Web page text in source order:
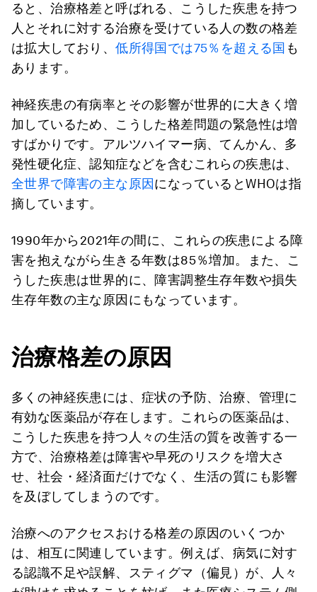
ると、治療格差と呼ばれる、こうした疾患を持つ
人とそれに対する治療を受けている人の数の格差
は拡大しており、低所得国では75％を超える国 も
あります。
神経疾患の有病率とその影響が世界的に大きく増
加しているため、こうした格差問題の緊急性は増
すばかりです。アルツハイマー病、てんかん、多
発性硬化症、認知症などを含むこれらの疾患は、
全世界で障害の主な原因になっているとWHOは指
摘しています。
1990年から2021年の間に、これらの疾患による障
害を抱えながら生きる年数は85％増加。また、こ
うした疾患は世界的に、障害調整生存年数や損失
生存年数の主な原因にもなっています。
治療格差の原因
多くの神経疾患には、症状の予防、治療、管理に
有効な医薬品が存在します。これらの医薬品は、
こうした疾患を持つ人々の生活の質を改善する一
方で、治療格差は障害や早死のリスクを増大さ
せ、社会・経済面だけでなく、生活の質にも影響
を及ぼしてしまうのです。
治療へのアクセスおける格差の原因のいくつか
は、相互に関連しています。例えば、病気に対す
る認識不足や誤解、スティグマ（偏見）が、人々